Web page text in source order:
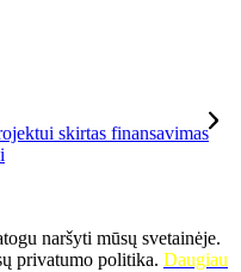
skirtas finansavimas
naršyti mūsų svetainėje.
privatumo politika. Daugiau